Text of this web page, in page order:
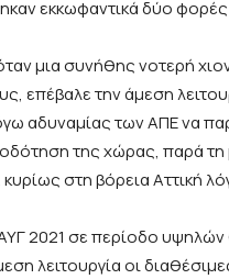
εκκωφαντικά δύο
μια συνήθης νοτερή
επέβαλε την άμεση
αδυναμίας των ΑΠΕ να
της χώρας, παρά
στη βόρεια Αττική
2021 σε περίοδο υψηλών
λειτουργία οι